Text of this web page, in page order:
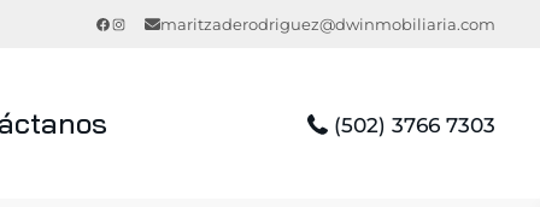
Facebook
Instagrammaritzaderodriguez@dwinmobiliaria.com
(502) 3766 7303